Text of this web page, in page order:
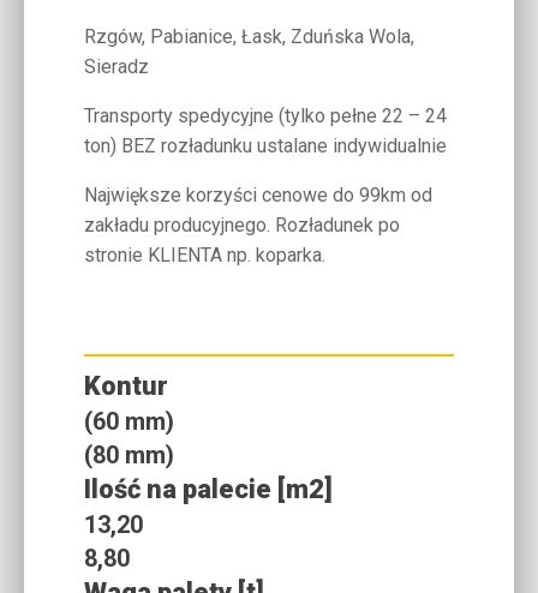
Rzgów, Pabianice, Łask, Zduńska Wola,
Sieradz
Transporty spedycyjne (tylko pełne 22 – 24
ton) BEZ rozładunku ustalane indywidualnie
Największe korzyści cenowe do 99km od
zakładu producyjnego. Rozładunek po
stronie KLIENTA np. koparka.
Kontur
(60 mm)
(80 mm)
Ilość na palecie [m2]
13,20
8,80